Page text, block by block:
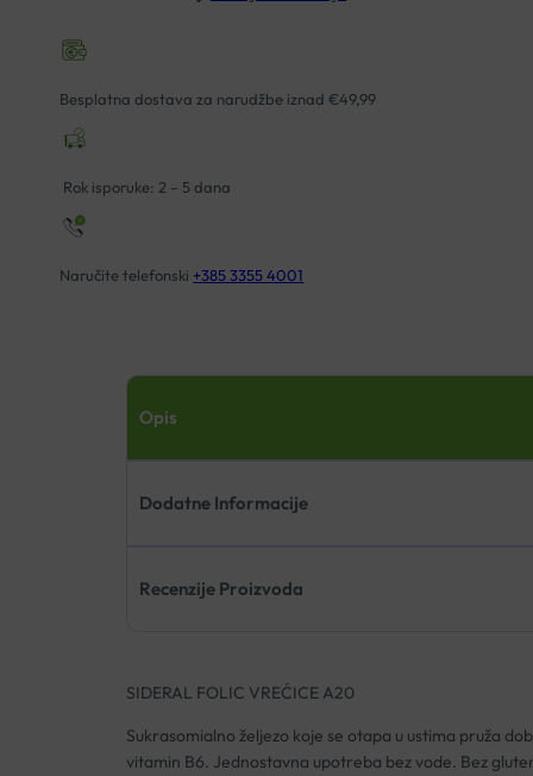
Besplatna dostava za narudžbe iznad €49,99
Rok isporuke: 2 – 5 dana
Naručite telefonski +385 3355 4001
Opis
Dodatne Informacije
Recenzije Proizvoda
SIDERAL FOLIC VREĆICE A20
Sukrasomialno željezo koje se otapa u ustima pruža
vitamin B6. Jednostavna upotreba bez vode. Bez